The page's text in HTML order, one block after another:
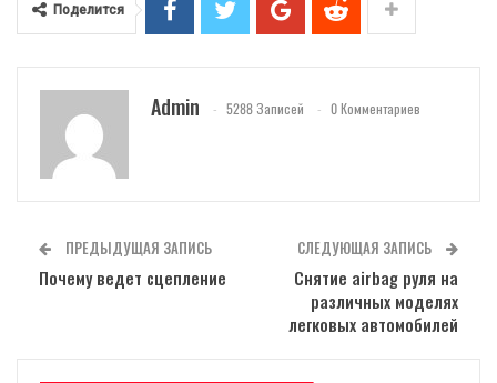
Поделится
Admin 5288 Записей 0 Комментариев
ПРЕДЫДУЩАЯ ЗАПИСЬ
Почему ведет сцепление
СЛЕДУЮЩАЯ ЗАПИСЬ
Снятие airbag руля на
различных моделях
легковых автомобилей